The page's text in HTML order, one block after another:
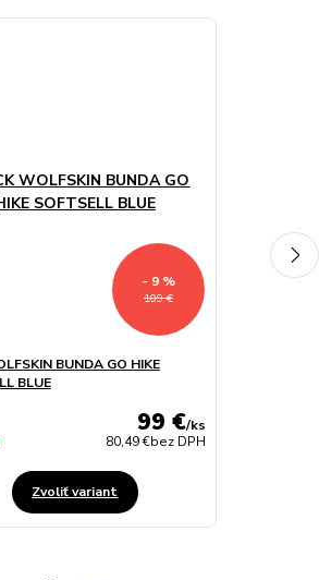
109 €
- 9 %
BUNDA GO HIKE
BLUE
99 €/ks
80,49 €bez DPH
Zvoliť variant